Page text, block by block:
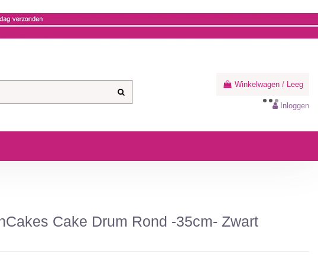
Winkelwagen / Leeg
Inloggen
Cake Drum Rond -35cm- Zwart